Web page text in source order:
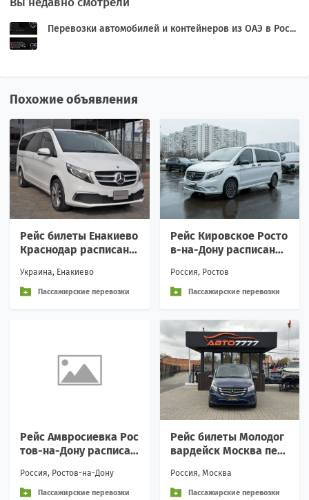
Перевозки автомобилей и контейнеров из ОАЭ в Рос...
Похожие объявления
Рейс билеты Енакиево
Краснодар расписани
ские и грузовые Вежл
Украина, Енакиево
Пассажирские перевозки
Рейс Кировское Росто
в-на-Дону расписание
кие аренда Вежливое
Россия, Ростов
Пассажирские перевозки
Рейс Амвросиевка Рос
тов-на-Дону расписан
рские аренда
Россия, Ростов-на-Дону
Пассажирские перевозки
Рейс билеты Молодог
вардейск Москва пер
жливое обращение и
ин
Россия, Москва
Пассажирские перевозки